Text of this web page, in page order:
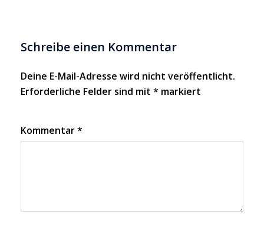
Schreibe einen Kommentar
Deine E-Mail-Adresse wird nicht veröffentlicht.
Erforderliche Felder sind mit * markiert
Kommentar*